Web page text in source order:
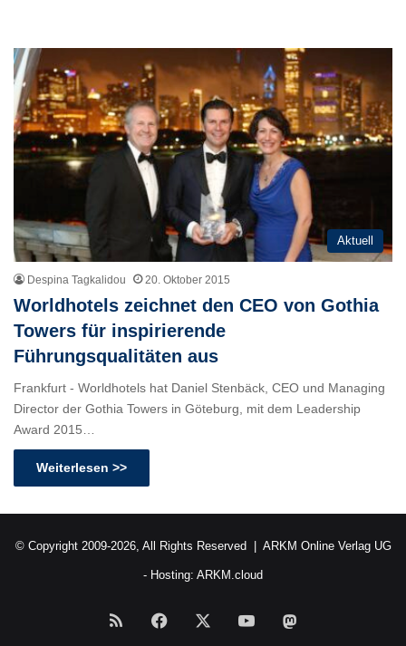
Aktuell
Despina Tagkalidou 20. Oktober 2015
Worldhotels zeichnet den CEO von Gothia
Towers für inspirierende
Führungsqualitäten aus
Frankfurt - Worldhotels hat Daniel Stenbäck, CEO und Managing
Director der Gothia Towers in Göteburg, mit dem Leadership
Award 2015…
Weiterlesen >>
© Copyright 2009-2026, All Rights Reserved | ARKM Online Verlag UG
- Hosting: ARKM.cloud
RSS Facebook YouTube